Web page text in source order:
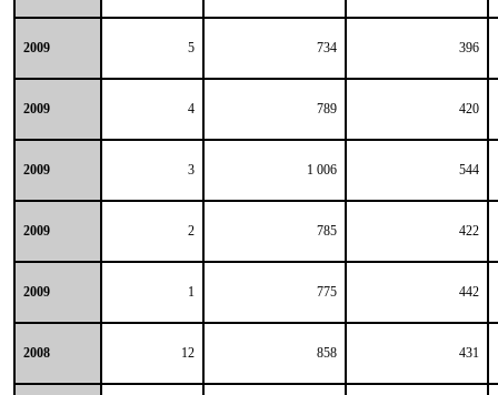
2009 5 734 396
2009 4 789 420
2009 3 1 006 544
2009 2 785 422
2009 1 775 442
2008 12 858 431